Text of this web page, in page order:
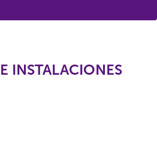
INSTALACIONES